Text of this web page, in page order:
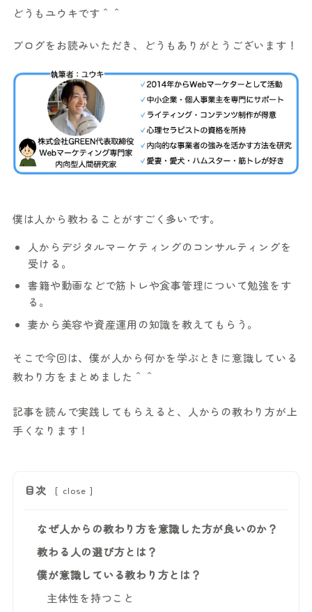
どうもユウキです＾＾
ブログをお読みいただき、どうもありがとうございます！
僕は人から教わることがすごく多いです。
人からデジタルマーケティングのコンサルティングを
受ける。
書籍や動画などで筋トレや食事管理について勉強をす
る。
妻から美容や資産運用の知識を教えてもらう。
そこで今回は、僕が人から何かを学ぶときに意識している
教わり方をまとめました＾＾
記事を読んで実践してもらえると、人からの教わり方が上
手くなります！
目次 [ close ]
なぜ人からの教わり方を意識した方が良いのか？
教わる人の選び方とは？
僕が意識している教わり方とは？
主体性を持つこと